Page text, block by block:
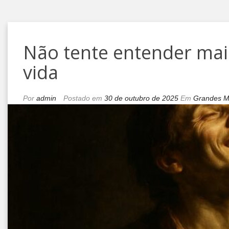
Não tente entender
vida
Por admin Postado em 30 de outubro de 2025 Em Grandes